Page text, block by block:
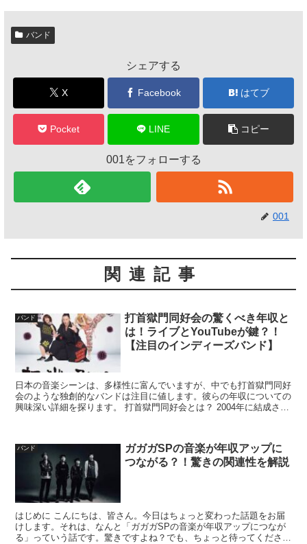
バンド
シェアする
X Facebook はてブ
Pocket LINE コピー
001をフォローする
001
関連記事
バンド
打首獄門同好会の驚くべき年収と
は！ライブとYouTubeが鍵？！
【注目のインディーズバンド】
日本の音楽シーンは、多様性に富んでいますが、中でも打首獄門同好
会のような独創的なバンドは注目に値します。彼らの年収についての
興味深い詳細を探ります。 打首獄門同好会とは？ 2004年に結成され
バンド
ガガガSPの音楽が年収アップに
つながる？！驚きの関連性を解説
はじめに こんにちは、皆さん。今日はちょっと変わった話題をお届
けします。それは、なんと「ガガガSPの音楽が年収アップにつなが
る」っていう話です。驚きですよね？でも、ちょっと待ってくださ